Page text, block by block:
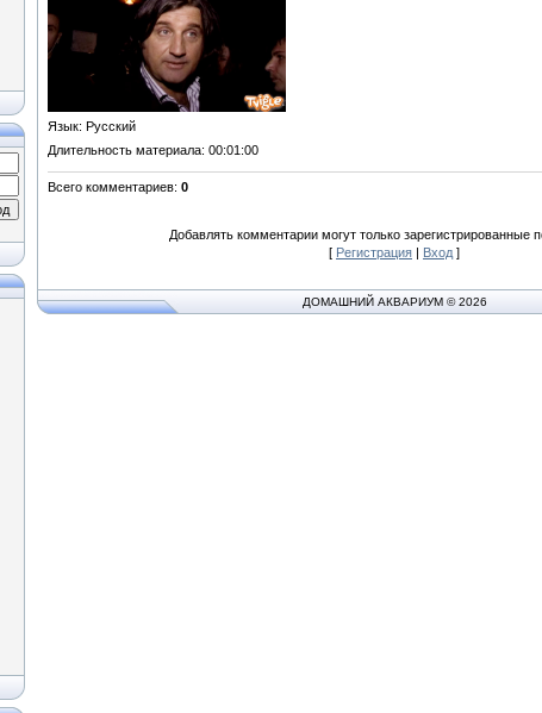
Язык: Русский
Длительность материала: 00:01:00
Всего комментариев: 0
Добавлять комментарии могут только зарегистрированные
[ Регистрация | Вход ]
ДОМАШНИЙ АКВАРИУМ © 2026